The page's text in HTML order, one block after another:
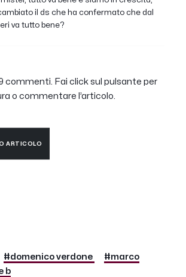
il ds che ha confermato che dal
va tutto bene?
commenti. Fai click sul pulsante per
o commentare l’articolo.
ARTICOLO
#domenico verdone
#marco
b